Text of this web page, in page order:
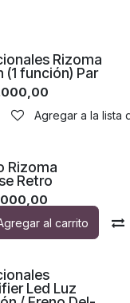
Rizoma
(1 función) Par
Agregar a la lista
de deseos
Rizoma
Retro
al carrito
¡Nuevo!
Led Luz